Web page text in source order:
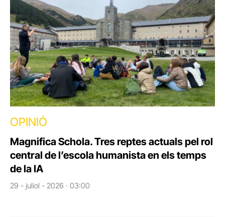
OPINIÓ
Magnifica Schola. Tres reptes actuals pel rol
central de l’escola humanista en els temps
de la IA
29 - juliol - 2026 · 03:00